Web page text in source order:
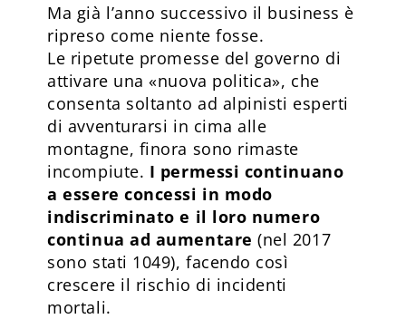
Ma già l’anno successivo il business è
ripreso come niente fosse.
Le ripetute promesse del governo di
attivare una «nuova politica», che
consenta soltanto ad alpinisti esperti
di avventurarsi in cima alle
montagne, finora sono rimaste
incompiute. I permessi continuano
a essere concessi in modo
indiscriminato e il loro numero
continua ad aumentare(nel 2017
sono stati 1049), facendo così
crescere il rischio di incidenti
mortali.